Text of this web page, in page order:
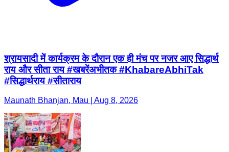
श्रायसादी में कार्यक्रम के दौरान एक ही मंच पर नजर आए सिद्धार्थ
राय और सीता राय #खबरेंअभीतक #KhabareAbhiTak
#सिद्धार्थराय #सीताराय
Maunath Bhanjan, Mau | Aug 8, 2026